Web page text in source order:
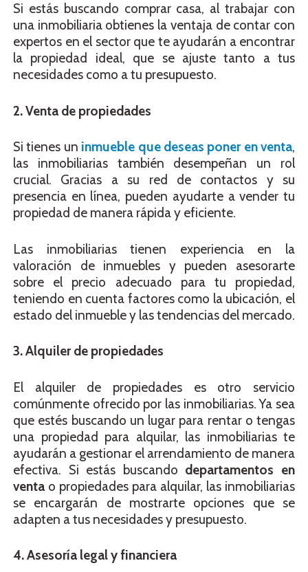
Si estás buscando comprar casa, al trabajar con
una inmobiliaria obtienes la ventaja de contar con
expertos en el sector que te ayudarán a encontrar
la propiedad ideal, que se ajuste tanto a tus
necesidades como a tu presupuesto.
2. Venta de propiedades
Si tienes un inmueble que deseas poner en venta,
las inmobiliarias también desempeñan un rol
crucial. Gracias a su red de contactos y su
presencia en línea, pueden ayudarte a vender tu
propiedad de manera rápida y eficiente.
Las inmobiliarias tienen experiencia en la
valoración de inmuebles y pueden asesorarte
sobre el precio adecuado para tu propiedad,
teniendo en cuenta factores como la ubicación, el
estado del inmueble y las tendencias del mercado.
3. Alquiler de propiedades
El alquiler de propiedades es otro servicio
comúnmente ofrecido por las inmobiliarias. Ya sea
que estés buscando un lugar para rentar o tengas
una propiedad para alquilar, las inmobiliarias te
ayudarán a gestionar el arrendamiento de manera
efectiva. Si estás buscando departamentos en
venta o propiedades para alquilar, las inmobiliarias
se encargarán de mostrarte opciones que se
adapten a tus necesidades y presupuesto.
4. Asesoría legal y financiera